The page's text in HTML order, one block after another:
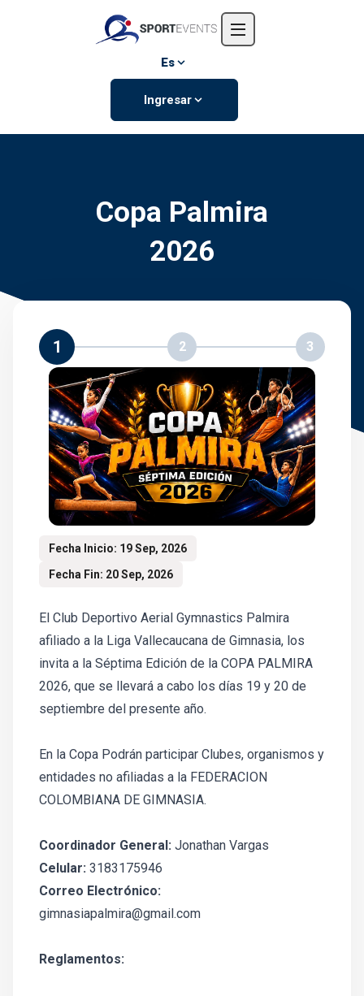
Eventos
Es
Ingresar
Copa Palmira
2026
1 2 3
Fecha Inicio: 19 Sep, 2026
Fecha Fin: 20 Sep, 2026
El Club Deportivo Aerial Gymnastics Palmira
afiliado a la Liga Vallecaucana de Gimnasia, los
invita a la Séptima Edición de la COPA PALMIRA
2026, que se llevará a cabo los días 19 y 20 de
septiembre del presente año.
En la Copa Podrán participar Clubes, organismos y
entidades no afiliadas a la FEDERACION
COLOMBIANA DE GIMNASIA.
Coordinador General: Jonathan Vargas
Celular: 3183175946
Correo Electrónico:
gimnasiapalmira@gmail.com
Reglamentos: